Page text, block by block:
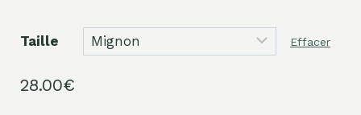
Taille Effacer
28.00€